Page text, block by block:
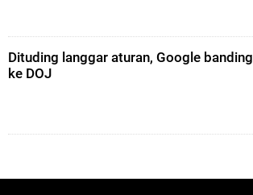
Dituding langgar aturan, Google banding
ke DOJ